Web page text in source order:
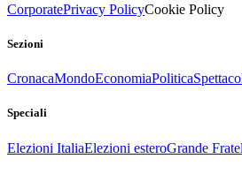
CorporatePrivacy PolicyCookie Policy
Sezioni
CronacaMondoEconomiaPolitica
Speciali
Elezioni ItaliaElezioni esteroGrande